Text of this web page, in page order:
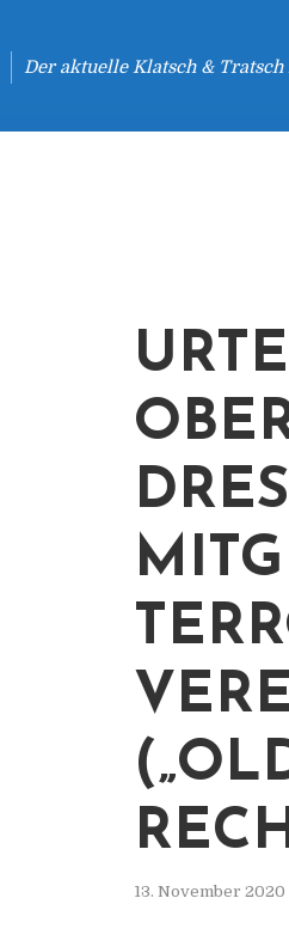
Der aktuelle Klatsch &
13. November 2020